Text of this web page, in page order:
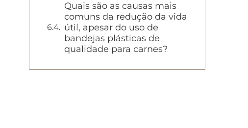
Quais são as causas mais
comuns da redução da vida
útil, apesar do uso de
bandejas plásticas de
qualidade para carnes?